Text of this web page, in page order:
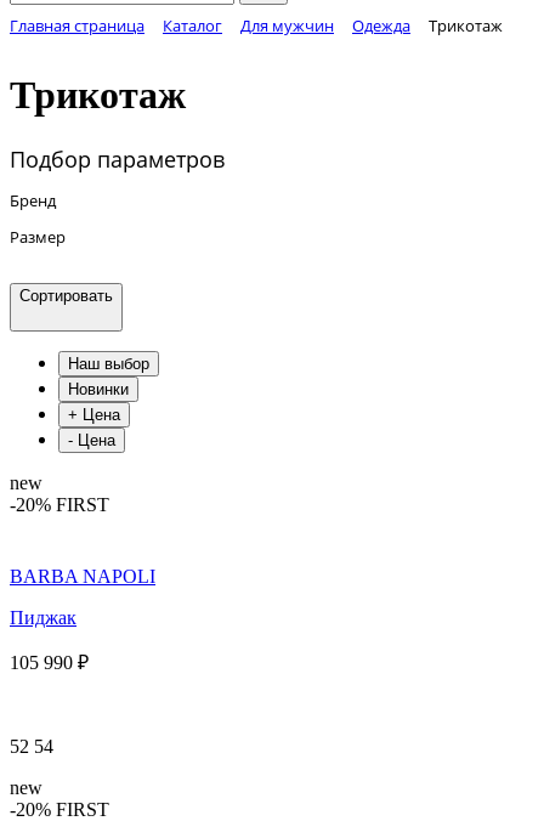
Главная страница Каталог Для мужчин Одежда Трикотаж
Трикотаж
Подбор параметров
Бренд
Размер
Сортировать
new
-20% FIRST
BARBA NAPOLI
Пиджак
105 990 ₽
52 54
new
-20% FIRST